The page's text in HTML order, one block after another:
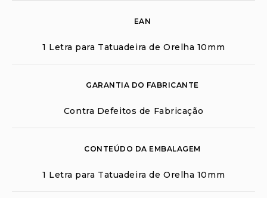
EAN
1 Letra para Tatuadeira de Orelha 10mm
GARANTIA DO FABRICANTE
Contra Defeitos de Fabricação
CONTEÚDO DA EMBALAGEM
1 Letra para Tatuadeira de Orelha 10mm